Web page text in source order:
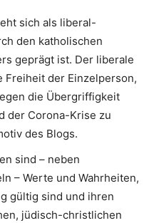
sich als liberal-
den katholischen
geprägt ist. Der liberale
Freiheit der Einzelperson,
die Übergriffigkeit
der Corona-Krise zu
des Blogs.
sind – neben
– Werte und Wahrheiten,
gültig sind und ihren
jüdisch-christlichen